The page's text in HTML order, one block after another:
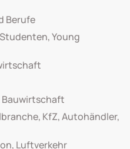
Berufe
Young
KfZ, Autohändler,
Luftverkehr